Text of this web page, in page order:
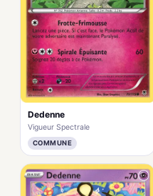
Dedenne
Vigueur Spectrale
COMMUNE